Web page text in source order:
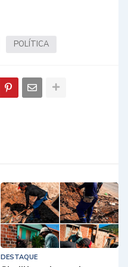
POLÍTICA
DESTAQUE